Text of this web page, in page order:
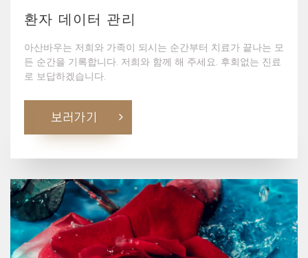
환자 데이터 관리
아산바우는 저희와 가족이 되시는 순간부터 치료가 끝나는 모
든 순간을 기록합니다. 저희와 함께 해 주세요. 후회없는 진료
로 보답하겠습니다.
보러가기